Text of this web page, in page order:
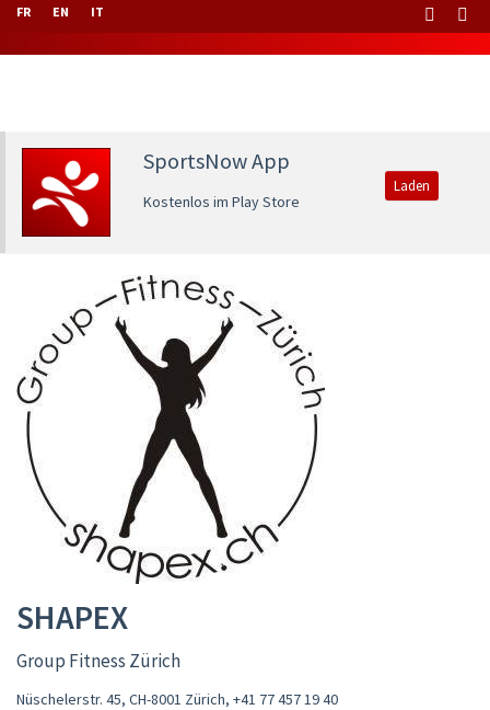
FR EN IT
SportsNow App
Kostenlos im Play Store
Laden
SHAPEX
Group Fitness Zürich
Nüschelerstr. 45, CH-8001 Zürich, +41 77 457 19 40